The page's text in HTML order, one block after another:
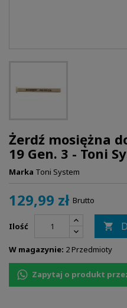
Żerdź mosiężna
19 Gen. 3 - Toni
Marka Toni System
129,99 zł Brutto
Ilość 
W magazynie: 2 Przedmioty
Zapytaj o produkt